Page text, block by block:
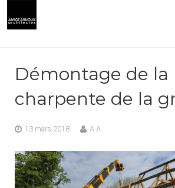
Démontage de la
charpente de la
13 mars 2018 A A